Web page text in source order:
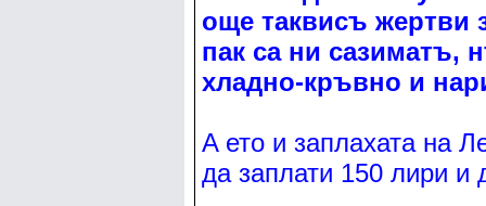
още таквисъ жертви
пак са ни сазиматъ,
хладно-кръвно и
A ето и заплахата на
да заплати 150 лири и